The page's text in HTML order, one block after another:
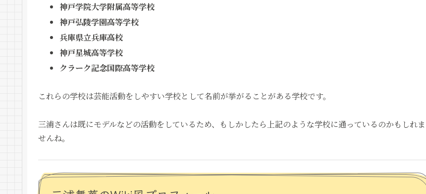
神戸学院大学附属高等学校
神戸弘陵学園高等学校
兵庫県立兵庫高校
神戸星城高等学校
クラーク記念国際高等学校
これらの学校は芸能活動をしやすい学校として名前が挙がることがある学校です。
三浦さんは既にモデルなどの活動をしているため、もしかしたら上記のような学校に通っているのかもしれま
せんね。